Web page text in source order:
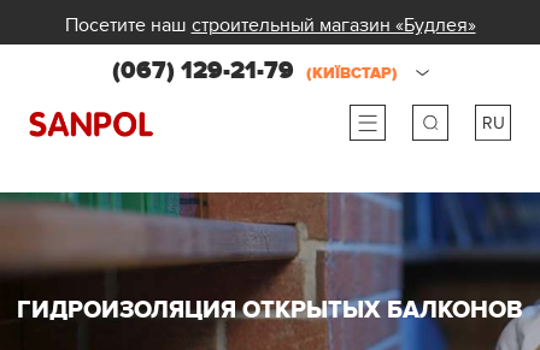
Посетите наш строительный магазин «Будлея»
(067) 129-21-79 (КИЇВСТАР)
RU
ua
ГИДРОИЗОЛЯЦИЯ ОТКРЫТЫХ БАЛКОНОВ